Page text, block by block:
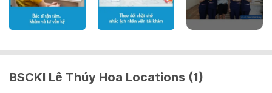
BSCKI Lê Thúy Hoa Locations (1)